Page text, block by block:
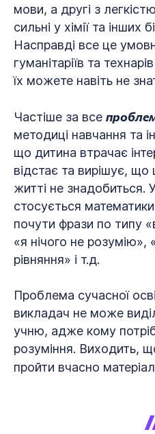
мови, а другі з
сильні у хімії та інших
Насправді все це
гуманітаріїв та
їх можете навіть не
Частіше за все
методиці навчання та
що дитина втрачає
відстає та вирішує, що
житті не знадобиться.
стосується
почути фрази по типу
«я нічого не розумію»,
рівняння» і т.д.
Проблема сучасної
викладач не може
учню, адже кому
розуміння. Виходить,
пройти вчасно